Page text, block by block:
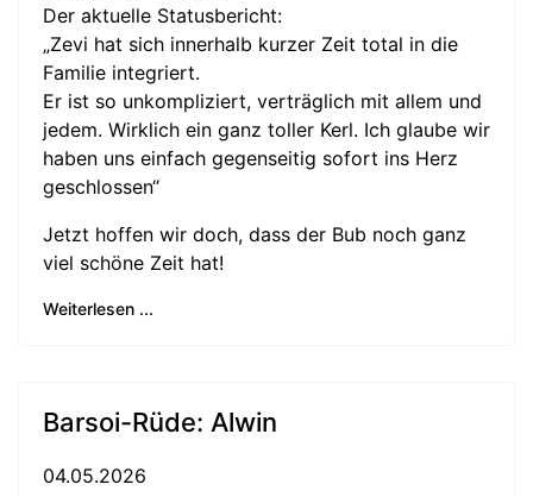
Der aktuelle Statusbericht:
„Zevi hat sich innerhalb kurzer Zeit total in die
Familie integriert.
Er ist so unkompliziert, verträglich mit allem und
jedem. Wirklich ein ganz toller Kerl. Ich glaube wir
haben uns einfach gegenseitig sofort ins Herz
geschlossen“
Jetzt hoffen wir doch, dass der Bub noch ganz
viel schöne Zeit hat!
Weiterlesen ...
Barsoi-Rüde: Alwin
04.05.2026